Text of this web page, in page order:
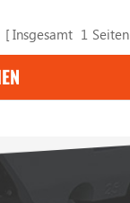
Insgesamt 1 Seiten